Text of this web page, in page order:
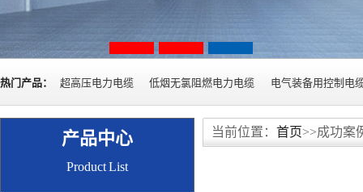
热门产品： 超高压电力电缆 低烟无氯阻燃电力电缆 电气装备用控制电
产品中心
Product List
当前位置： 首页>>成功案